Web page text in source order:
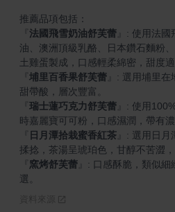
法國飛雪奶油舒芙蕾
: 使用法國
油、澳洲頂級乳酪、日本鑽石麵粉
埔里百香果舒芙蕾
: 選用埔里在
瑞士蓮巧克力舒芙蕾
: 使用
日月潭拾栽蜜香紅茶
: 選用日月
窯烤舒芙蕾
: 口感酥脆，類似細
選。